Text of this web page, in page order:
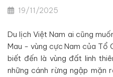
19/11/2025
Du lịch Việt Nam ai cũng
Mau - vùng cực Nam của Tổ
biết đến là vùng đất linh
những cánh rừng ngập mặn